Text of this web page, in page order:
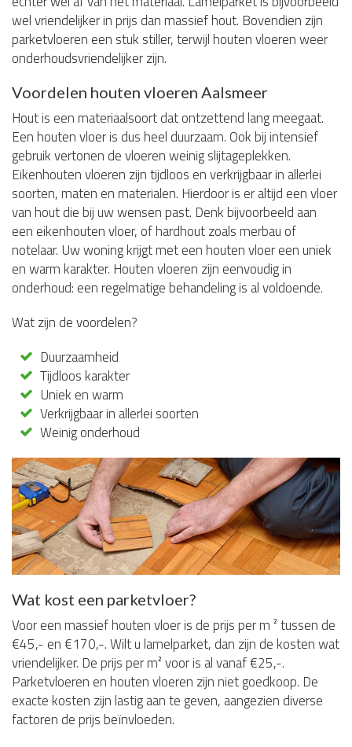
wel vriendelijker in prijs dan massief hout. Bovendien zijn
parketvloeren een stuk stiller, terwijl houten vloeren weer
onderhoudsvriendelijker zijn.
Voordelen houten vloeren Aalsmeer
Hout is een materiaalsoort dat ontzettend lang meegaat.
Een houten vloer is dus heel duurzaam. Ook bij intensief
gebruik vertonen de vloeren weinig slijtageplekken.
Eikenhouten vloeren zijn tijdloos en verkrijgbaar in allerlei
soorten, maten en materialen. Hierdoor is er altijd een vloer
van hout die bij uw wensen past. Denk bijvoorbeeld aan
een eikenhouten vloer, of hardhout zoals merbau of
notelaar. Uw woning krijgt met een houten vloer een uniek
en warm karakter. Houten vloeren zijn eenvoudig in
onderhoud: een regelmatige behandeling is al voldoende.
Wat zijn de voordelen?
Duurzaamheid
Tijdloos karakter
Uniek en warm
Verkrijgbaar in allerlei soorten
Weinig onderhoud
Wat kost een parketvloer?
Voor een massief houten vloer is de prijs per m ² tussen de
€45,- en €170,-. Wilt u lamelparket, dan zijn de kosten wat
vriendelijker. De prijs per m² voor is al vanaf €25,-.
Parketvloeren en houten vloeren zijn niet goedkoop. De
exacte kosten zijn lastig aan te geven, aangezien diverse
factoren de prijs beïnvloeden.